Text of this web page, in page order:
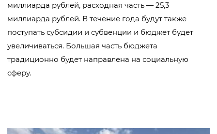
миллиарда рублей, расходная часть — 25,3
миллиарда рублей. В течение года будут также
поступать субсидии и субвенции и бюджет будет
увеличиваться. Большая часть бюджета
традиционно будет направлена на социальную
сферу.